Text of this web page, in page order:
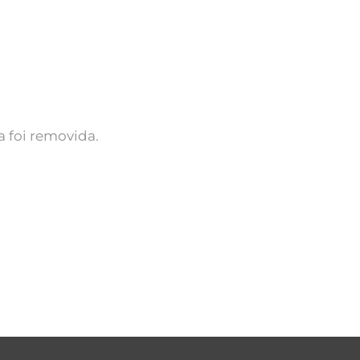
foi removida.